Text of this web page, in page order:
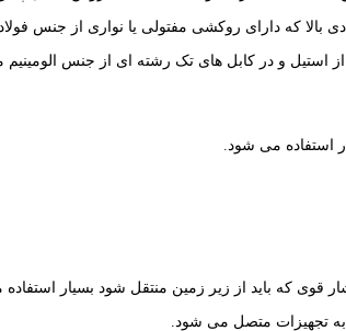
که دارای روکشی مفتولی یا نواری از جنس فولاد
استیل و در کابل های تک رشته ای از جنس الومینیم
استفاده می شود.
قوی که باید از زیر زمین منتقل شود بسیار
تجهیزات متصل می شود.